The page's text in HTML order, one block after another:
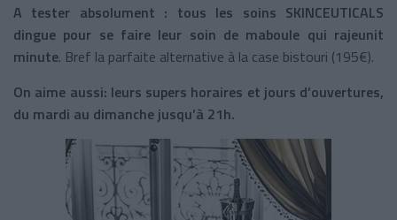
A tester absolument : tous les soins SKINCEUTICALS
dingue pour se faire leur soin de maboule qui rajeunit
minute. Bref la parfaite alternative à la case bistouri (195€).
On aime aussi: leurs supers horaires et jours d’ouvertures,
du mardi au dimanche jusqu’à 21h.